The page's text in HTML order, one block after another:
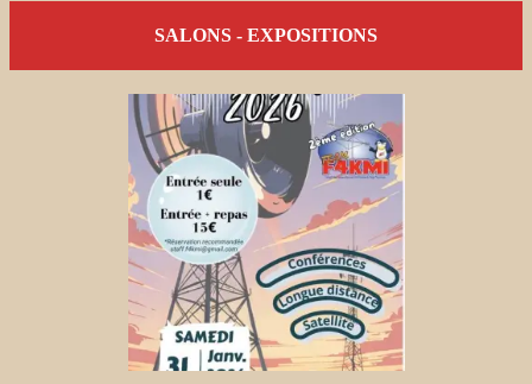
SALONS - EXPOSITIONS